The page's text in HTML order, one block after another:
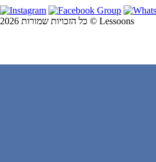
כל הזכויות שמורות 2026 © Lessoons